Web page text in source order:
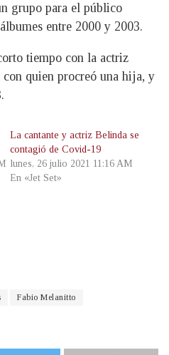
grupo para el público
entre 2000 y 2003.
tiempo con la actriz
quien procreó una hija, y
La cantante y actriz Belinda se
contagió de Covid-19
lunes, 26 julio 2021 11:16 AM
En «Jet Set»
Fabio Melanitto